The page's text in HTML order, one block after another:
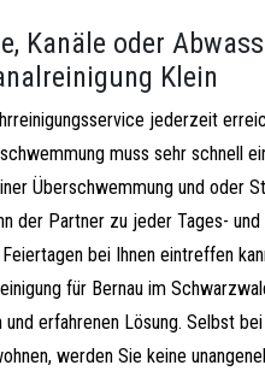
Kanäle oder
Klein
jederzeit
muss sehr schnell
Überschwemmung und oder
der Partner zu jeder Tages-
bei Ihnen eintreffen
für Bernau im
erfahrenen Lösung. Selbst
werden Sie keine